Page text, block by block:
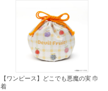
【ワンピース】どこでも悪魔の実 巾
着